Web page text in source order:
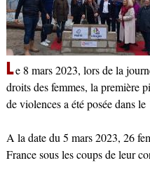
Le 8 mars 2023, lors de la
droits des femmes, la première
de violences a été posée dans le
A la date du 5 mars 2023, 26
France sous les coups de leur